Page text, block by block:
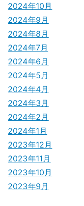
2024年10月
2024年9月
2024年8月
2024年7月
2024年6月
2024年5月
2024年4月
2024年3月
2024年2月
2024年1月
2023年12月
2023年11月
2023年10月
2023年9月